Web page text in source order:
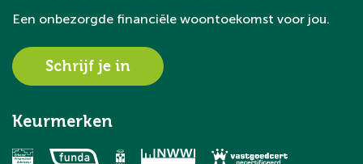
Een onbezorgde financiële woontoekomst voor jou.
Schrijf je in
Keurmerken